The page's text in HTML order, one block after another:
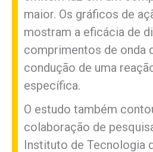
maior. Os gráficos de
mostram a eficácia de
comprimentos de onda
condução de uma
específica.
O estudo também
colaboração de
Instituto de Tecnologia